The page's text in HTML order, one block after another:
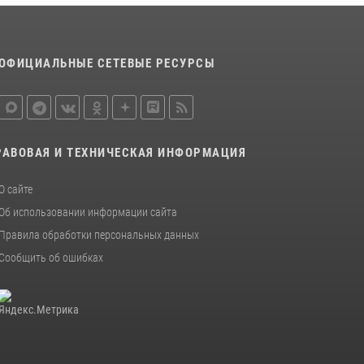
вырвавшего у горожанки пакет с покупками
СЕТЕВЫЕ РЕСУРСЫ
И ТЕХНИЧЕСКАЯ ИНФОРМАЦИЯ
О сайте
Об использовании информации сайта
Правила обработки персональных данных
Сообщить об ошибках